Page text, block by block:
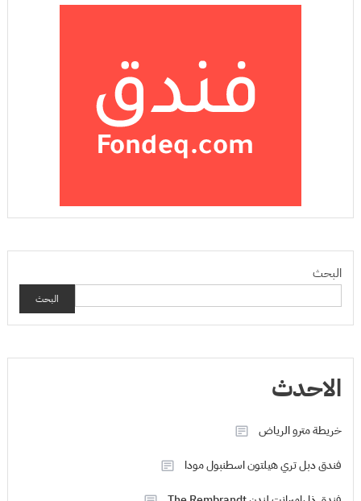
البحث
البحث
الاحدث
خريطة مترو الرياض
فندق دبل تري هيلتون اسطنبول مودا